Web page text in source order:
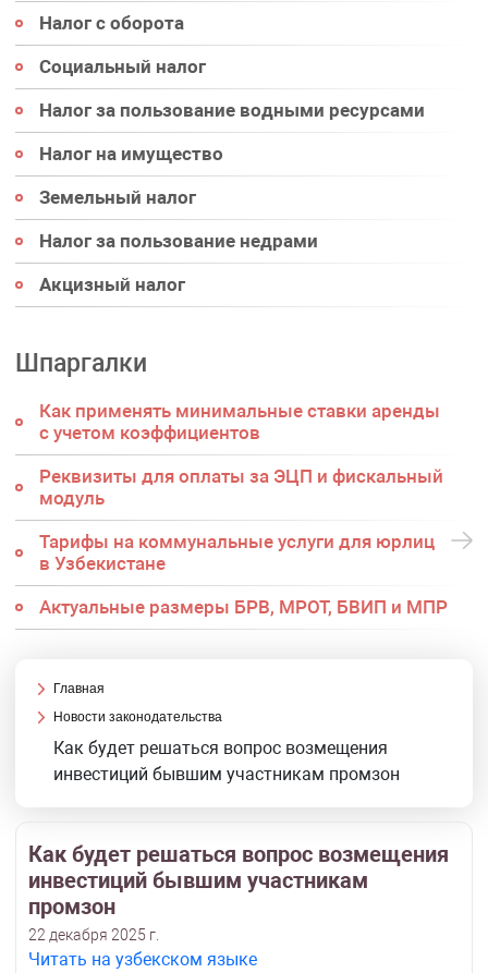
Налог с оборота
Социальный налог
Налог за пользование водными ресурсами
Налог на имущество
Земельный налог
Налог за пользование недрами
Акцизный налог
Шпаргалки
Как применять минимальные ставки аренды
с учетом коэффициентов
Реквизиты для оплаты за ЭЦП и фискальный
модуль
Тарифы на коммунальные услуги для юрлиц
в Узбекистане
Актуальные размеры БРВ, МРОТ, БВИП и МПР
Главная
Новости законодательства
Как будет решаться вопрос возмещения
инвестиций бывшим участникам промзон
Как будет решаться вопрос возмещения
инвестиций бывшим участникам
промзон
22 декабря 2025 г.
Читать на узбекском языке